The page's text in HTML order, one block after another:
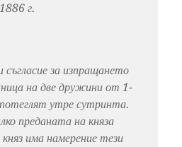
г.
съгласие за изпращането
на две дружини от 1-
утре сутринта.
преданата на княза
има намерение тези